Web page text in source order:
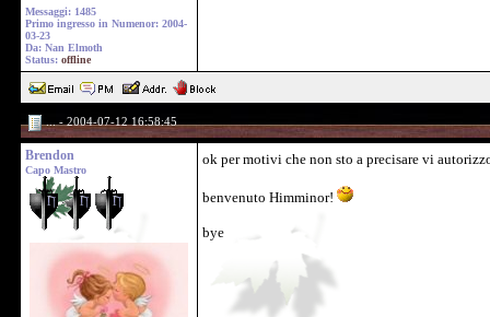
Messaggi: 1485
Primo ingresso in Numenor: 2004-
03-23
Da: Nan Elmoth
Status: offline
... - 2004-07-12 16:58:45
Brendon
Capo Mastro
ok per motivi che non sto a precisare vi
benvenuto Himminor!
bye